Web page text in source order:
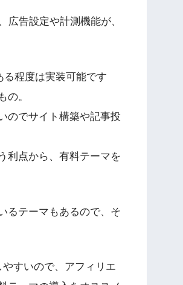
告設定や計測機能が、
る程度は実装可能です
の。
のでサイト構築や記事投
利点から、有料テーマを
るテーマもあるので、そ
やすいので、 アフィリエ